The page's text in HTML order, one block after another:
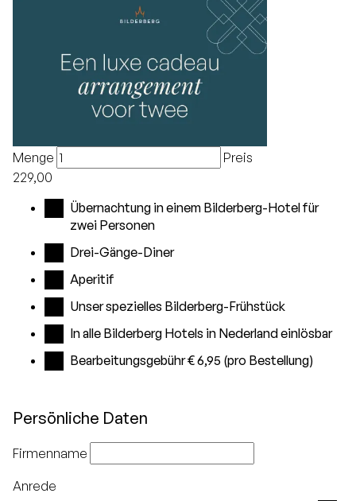
Menge
Preis
229,00
Übernachtung in einem Bilderberg-Hotel für
zwei Personen
Drei-Gänge-Diner
Aperitif
Unser spezielles Bilderberg-Frühstück
In alle Bilderberg Hotels in Nederland einlösbar
Bearbeitungsgebühr € 6,95 (pro Bestellung)
Persönliche Daten
Firmenname
Anrede